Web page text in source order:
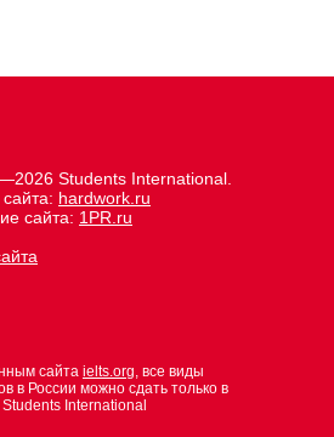
Students International.
hardwork.ru
сайта: 1PR.ru
сайта ielts.org, все виды
в России можно сдать только в
International